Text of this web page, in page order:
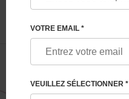
VOTRE EMAIL *
VEUILLEZ SÉLECTIONNER *